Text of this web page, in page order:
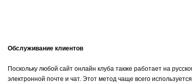
Обслуживание клиентов
Поскольку любой сайт онлайн клуба также работает на
электронной почте и чат. Этот метод чаще всего